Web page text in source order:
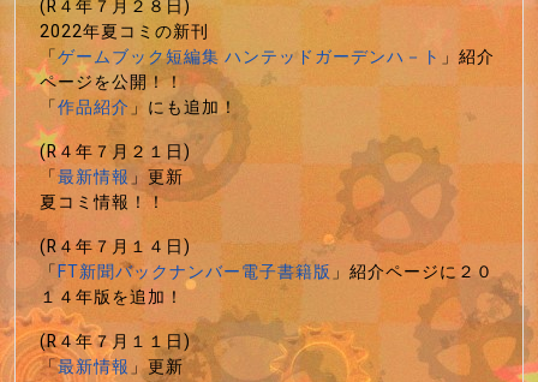
(R４年７月２８日)
2022年夏コミの新刊
「ゲームブック短編集 ハンテッドガーデンハ－ト 」紹介
ページを公開！！
「作品紹介」にも追加！
(R４年７月２１日)
「最新情報」更新
夏コミ情報！！
(R４年７月１４日)
「FT新聞バックナンバー電子書籍版」紹介ページに２０
１４年版を追加！
(R４年７月１１日)
「最新情報」更新